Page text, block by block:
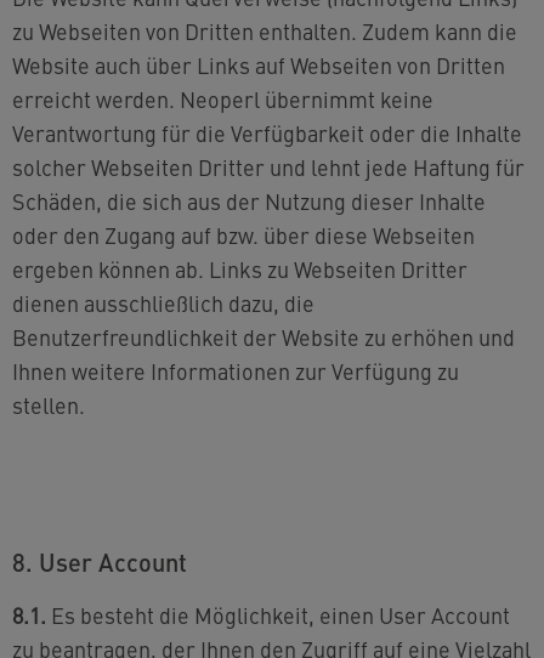
zu Webseiten von Dritten enthalten. Zudem kann die
Website auch über Links auf Webseiten von Dritten
erreicht werden. Neoperl übernimmt keine
Verantwortung für die Verfügbarkeit oder die Inhalte
solcher Webseiten Dritter und lehnt jede Haftung für
Schäden, die sich aus der Nutzung dieser Inhalte
oder den Zugang auf bzw. über diese Webseiten
ergeben können ab. Links zu Webseiten Dritter
dienen ausschließlich dazu, die
Benutzerfreundlichkeit der Website zu erhöhen und
Ihnen weitere Informationen zur Verfügung zu
stellen.
8. User Account
8.1. Es besteht die Möglichkeit, einen User Account
zu beantragen, der Ihnen den Zugriff auf eine Vielzahl